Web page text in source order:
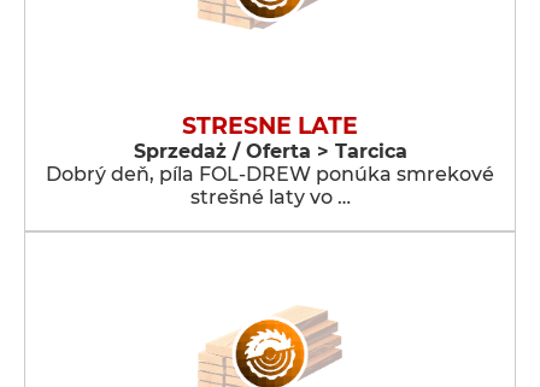
STRESNE LATE
Sprzedaż / Oferta > Tarcica
Dobrý deň, píla FOL-DREW ponúka smrekové
strešné laty vo …